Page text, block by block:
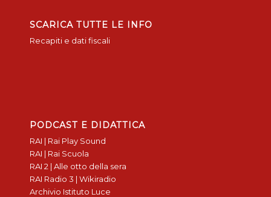
SCARICA TUTTE LE INFO
Recapiti e dati fiscali
PODCAST E DIDATTICA
RAI | Rai Play Sound
RAI | Rai Scuola
RAI 2 | Alle otto della sera
RAI Radio 3 | Wikiradio
Archivio Istituto Luce